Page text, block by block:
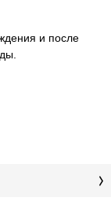
и после